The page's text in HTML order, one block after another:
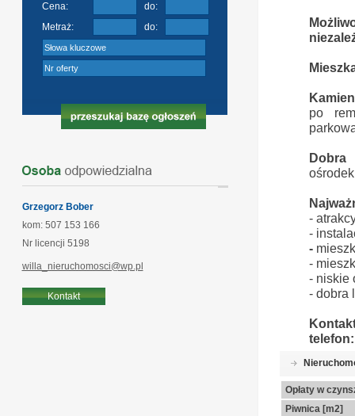
Cena:
do:
Metraż:
do:
Grzegorz Bober
kom: 507 153 166
Nr licencji 5198
willa_nieruchomosci@wp.pl
Kontakt
po
Dobra
-
-
-
-
- niskie
- dobra
telefon:
Opłaty w
Piwnica [m2]